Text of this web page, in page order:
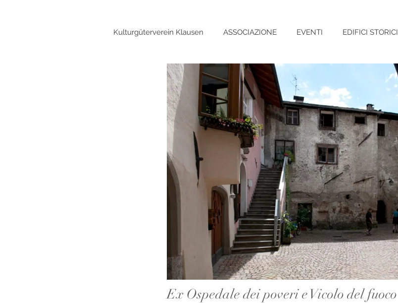
Kulturgüterverein Klausen ASSOCIAZIONE EVENTI EDIFICI STORICI
Ex Ospedale dei poveri e Vicolo del fuoco